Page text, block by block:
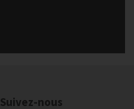
Suivez-nous